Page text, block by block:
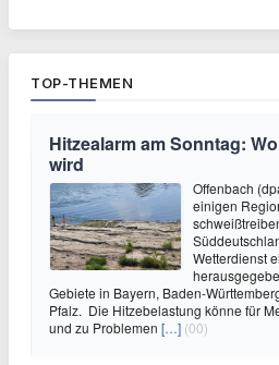
TOP-THEMEN
Hitzealarm am Sonntag:
wird
Offenbach
einigen
Wetterdienst
Gebiete in Bayern, Baden-
Pfalz. Die Hitzebelastung könne für
und zu Problemen […] (00)